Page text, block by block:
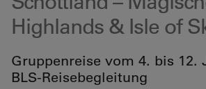
Highlands & Isle of
Gruppenreise vom 4. bis 12.
BLS-Reisebegleitung